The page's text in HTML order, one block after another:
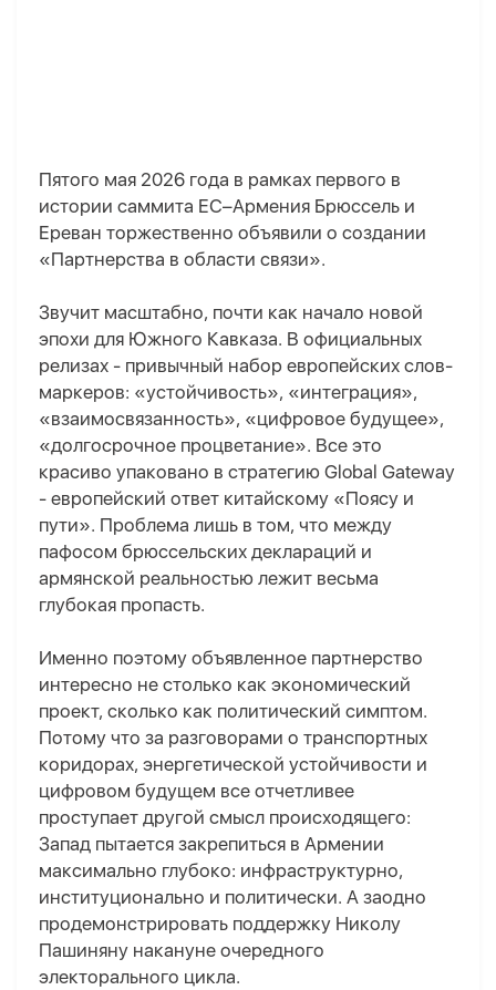
Пятого мая 2026 года в рамках первого в
истории саммита ЕС–Армения Брюссель и
Ереван торжественно объявили о создании
«Партнерства в области связи».
Звучит масштабно, почти как начало новой
эпохи для Южного Кавказа. В официальных
релизах - привычный набор европейских слов-
маркеров: «устойчивость», «интеграция»,
«взаимосвязанность», «цифровое будущее»,
«долгосрочное процветание». Все это
красиво упаковано в стратегию Global Gateway
- европейский ответ китайскому «Поясу и
пути». Проблема лишь в том, что между
пафосом брюссельских деклараций и
армянской реальностью лежит весьма
глубокая пропасть.
Именно поэтому объявленное партнерство
интересно не столько как экономический
проект, сколько как политический симптом.
Потому что за разговорами о транспортных
коридорах, энергетической устойчивости и
цифровом будущем все отчетливее
проступает другой смысл происходящего:
Запад пытается закрепиться в Армении
максимально глубоко: инфраструктурно,
институционально и политически. А заодно
продемонстрировать поддержку Николу
Пашиняну накануне очередного
электорального цикла.